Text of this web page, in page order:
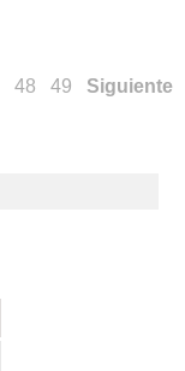
48 49
Siguiente